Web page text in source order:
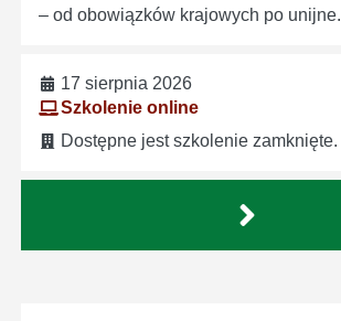
– od obowiązków krajowych po unijne.
17 sierpnia 2026
Szkolenie online
Dostępne jest szkolenie zamknięte.